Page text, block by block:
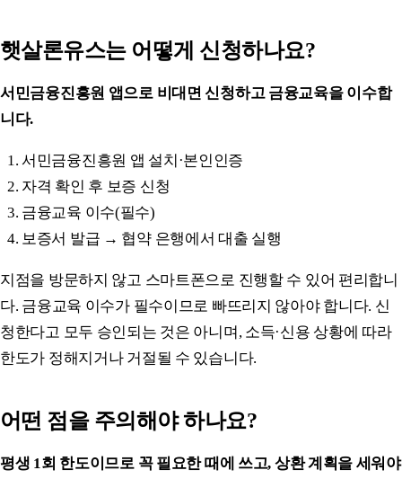
햇살론유스는 어떻게 신청하나요?
서민금융진흥원 앱으로 비대면 신청하고 금융교육을 이수합
니다.
서민금융진흥원 앱 설치·본인인증
자격 확인 후 보증 신청
금융교육 이수(필수)
보증서 발급 → 협약 은행에서 대출 실행
지점을 방문하지 않고 스마트폰으로 진행할 수 있어 편리합니
다. 금융교육 이수가 필수이므로 빠뜨리지 않아야 합니다. 신
청한다고 모두 승인되는 것은 아니며, 소득·신용 상황에 따라
한도가 정해지거나 거절될 수 있습니다.
어떤 점을 주의해야 하나요?
평생 1회 한도이므로 꼭 필요한 때에 쓰고, 상환 계획을 세워야